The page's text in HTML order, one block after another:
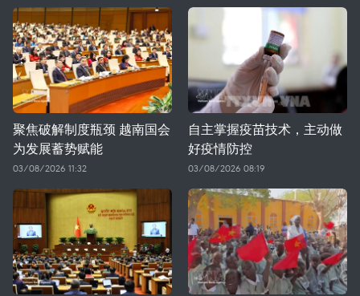
聚焦破解制度瓶颈 越南国会
为发展蓄势赋能
03/08/2026 11:32
自主掌握疫苗技术，主动做
好疫情防控
03/08/2026 08:19